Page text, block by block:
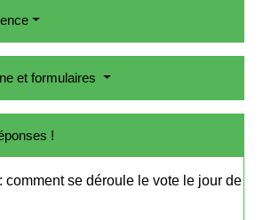
et formulaires
!
comment se déroule le vote le jour de